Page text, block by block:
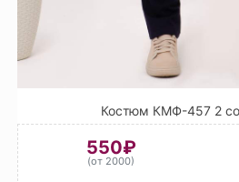
Костюм КМФ-457 2
550₽
(от 2000)